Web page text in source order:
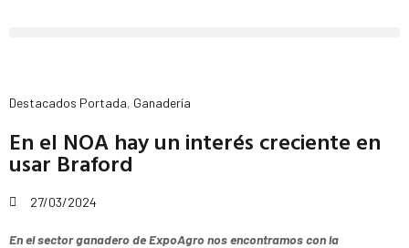
Destacados Portada, Ganadería
En el NOA hay un interés creciente en
usar Braford
27/03/2024
En el sector ganadero de ExpoAgro nos encontramos con la